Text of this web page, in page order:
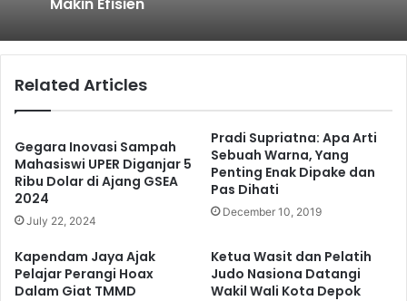
Semarak Kemerdekaan! JAH Training
Center Tebar Hadiah Jutaan Rupiah
Related Articles
Gegara Inovasi Sampah
Mahasiswi UPER Diganjar 5
Ribu Dolar di Ajang GSEA
2024
July 22, 2024
Pradi Supriatna: Apa Arti
Sebuah Warna, Yang
Penting Enak Dipake dan
Pas Dihati
December 10, 2019
Kapendam Jaya Ajak
Pelajar Perangi Hoax
Dalam Giat TMMD
Ketua Wasit dan Pelatih
Judo Nasiona Datangi
Wakil Wali Kota Depok